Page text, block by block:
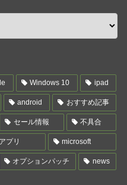
Windows 10 ipad
android おすすめ記事
セール情報 不具合
プリ microsoft
オプションパッチ news